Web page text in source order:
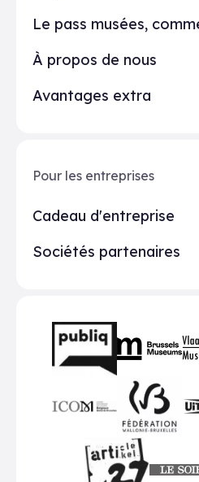
Le pass musées,
À propos de nous
Avantages extra
Pour les entreprises
Cadeau d'entreprise
Sociétés partenaires
Partenaires
FWB